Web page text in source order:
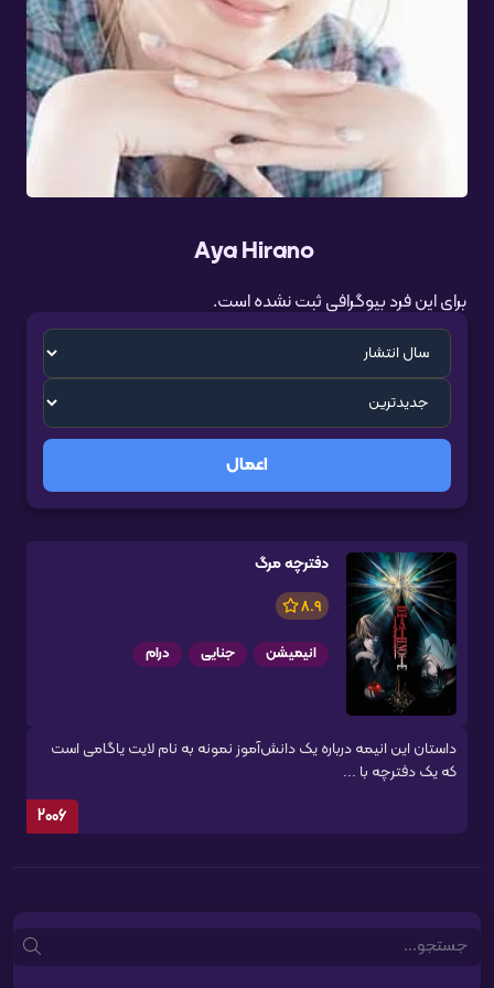
Aya Hirano
برای این فرد بیوگرافی ثبت نشده است.
اعمال
دفترچه مرگ
8.9
انیمیشن جنایی درام
داستان این انیمه درباره یک دانش‌آموز نمونه به نام لایت یاگامی است
که یک دفترچه با ...
2006
Search